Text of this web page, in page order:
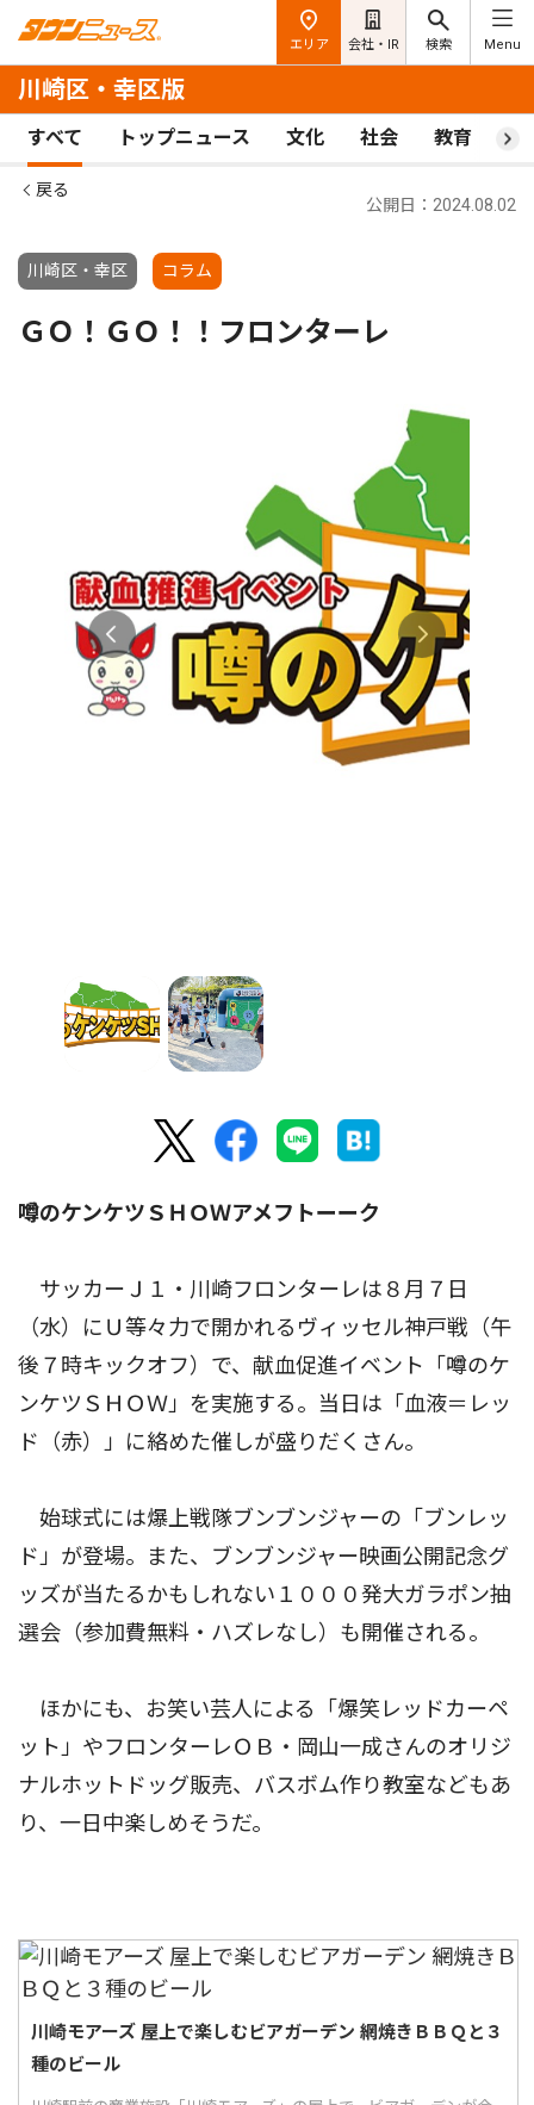
エリア 会社・IR 検索 Menu
川崎区・幸区版
すべて トップニュース 文化 社会 教育 ス
戻る
川崎区・幸区 コラム
公開日：2024.08.02
ＧＯ！ＧＯ！！フロンターレ
噂のケンケツＳＨＯＷアメフトーーク
サッカーＪ１・川崎フロンターレは８月７日
（水）にＵ等々力で開かれるヴィッセル神戸戦（午
後７時キックオフ）で、献血促進イベント「噂のケ
ンケツＳＨＯＷ」を実施する。当日は「血液＝レッ
ド（赤）」に絡めた催しが盛りだくさん。
始球式には爆上戦隊ブンブンジャーの「ブンレッ
ド」が登場。また、ブンブンジャー映画公開記念グ
ッズが当たるかもしれない１０００発大ガラポン抽
選会（参加費無料・ハズレなし）も開催される。
ほかにも、お笑い芸人による「爆笑レッドカーペ
ット」やフロンターレＯＢ・岡山一成さんのオリジ
ナルホットドッグ販売、バスボム作り教室などもあ
り、一日中楽しめそうだ。
川崎モアーズ 屋上で楽しむビアガーデン 網焼きＢＢＱと３
種のビール